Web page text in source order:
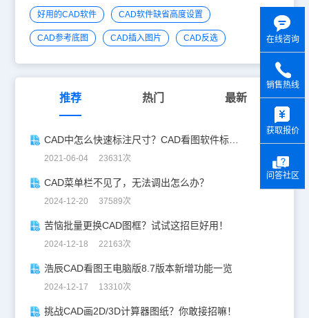
好用的CAD软件 CAD软件缺省高度设置
CAD参考底图 CAD插入图片 CAD反选
推荐 热门 最新
CAD中怎么快速标注尺寸？CAD看图软件标注教程
2021-06-04 23631次
CAD菜单栏不见了，无法调出怎么办？
2024-12-20 37589次
苦恼批量更换CAD图框？试试这招巨好用！
2024-12-18 22163次
浩辰CAD看图王电脑版8.7版本新增功能一览
2024-12-17 13310次
挑战CAD画2D/3D计算器图纸？你敢接招嘛！
在线咨询
销售热线
获取报价
问答社区